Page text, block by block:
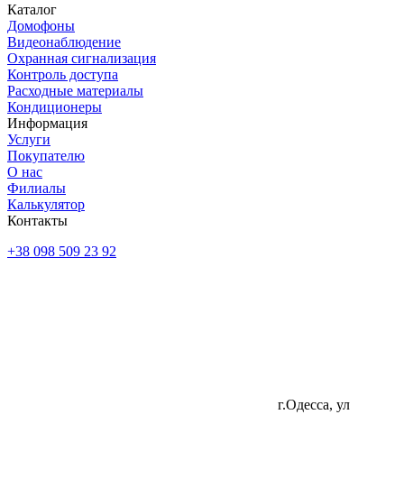
Каталог
Домофоны
Видеонаблюдение
Охранная сигнализация
Контроль доступа
Расходные материалы
Кондиционеры
Информация
Услуги
Покупателю
О нас
Филиалы
Калькулятор
Контакты
+38 098 509 23 92
г.Одесса, ул